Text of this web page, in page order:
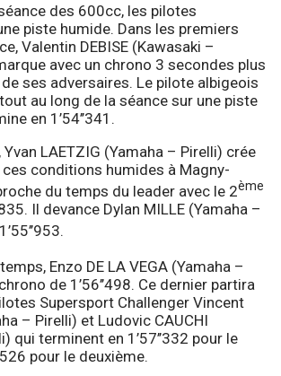
des 600cc, les pilotes
piste humide. Dans les premiers
Valentin DEBISE (Kawasaki –
avec un chrono 3 secondes plus
ses adversaires. Le pilote albigeois
au long de la séance sur une piste
en 1’54’’341.
LAETZIG (Yamaha – Pirelli) crée
conditions humides à Magny-
du temps du leader avec le 2ème
Il devance Dylan MILLE (Yamaha –
temps, Enzo DE LA VEGA (Yamaha –
de 1’56’’498. Ce dernier partira
Supersport Challenger Vincent
– Pirelli) et Ludovic CAUCHI
qui terminent en 1’57’’332 pour le
pour le deuxième.